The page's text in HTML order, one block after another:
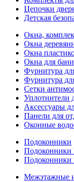
Цепочки
Детская
Окна,
Окна
Окна
Окна для
Фурнитура
Фурнитура
Сетки
Уплотнители
Аксессуары
Панели для
Оконные
Подоконники
Подоконники
Межэтажные